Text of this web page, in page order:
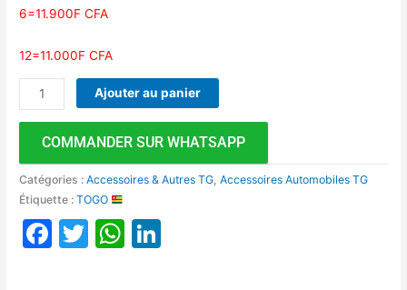
6=11.900F CFA
12=11.000F CFA
Ajouter au panier
COMMANDER SUR WHATSAPP
Catégories :Accessoires & Autres TG,Accessoires Automobiles TG
Étiquette :TOGO
Facebook
TwitterWhatsApp